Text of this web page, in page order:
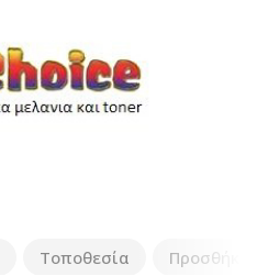
Τοποθεσία Προσθήκη